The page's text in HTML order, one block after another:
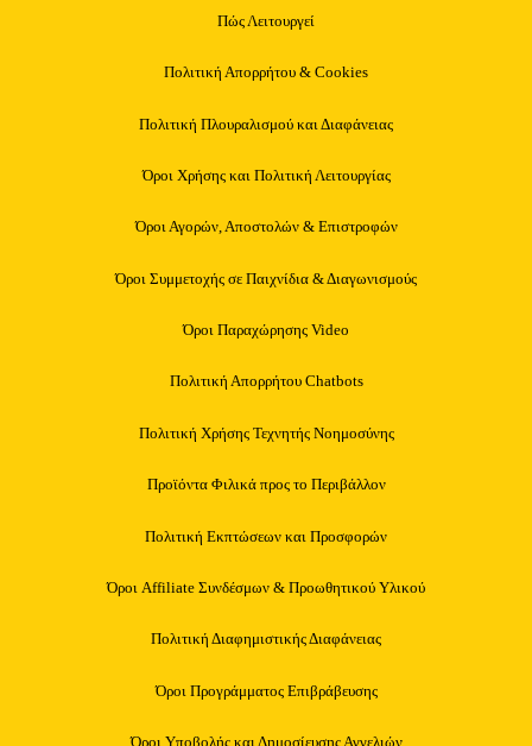
Πώς Λειτουργεί
Πολιτική Απορρήτου & Cookies
Πολιτική Πλουραλισμού και Διαφάνειας
Όροι Χρήσης και Πολιτική Λειτουργίας
Όροι Αγορών, Αποστολών & Επιστροφών
Όροι Συμμετοχής σε Παιχνίδια & Διαγωνισμούς
Όροι Παραχώρησης Video
Πολιτική Απορρήτου Chatbots
Πολιτική Χρήσης Τεχνητής Νοημοσύνης
Προϊόντα Φιλικά προς το Περιβάλλον
Πολιτική Εκπτώσεων και Προσφορών
Όροι Affiliate Συνδέσμων & Προωθητικού Υλικού
Πολιτική Διαφημιστικής Διαφάνειας
Όροι Προγράμματος Επιβράβευσης
Όροι Υποβολής και Δημοσίευσης Αγγελιών